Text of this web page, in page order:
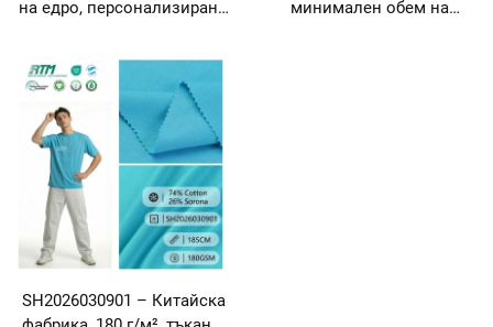
на едро, персонализирани
хладно усещане, удобна,
екологична и
антибактериална плетена
тъкан със състав 85 %
памук и 15 % полиестер за
неформални тениски и
спортни дрехи за пролет и
лято
минимален обем на
SH2026030901 – Китайска